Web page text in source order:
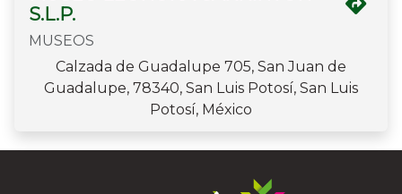
S.L.P.
MUSEOS
Calzada de Guadalupe 705, San Juan de
Guadalupe, 78340, San Luis Potosí, San Luis
Potosí, México